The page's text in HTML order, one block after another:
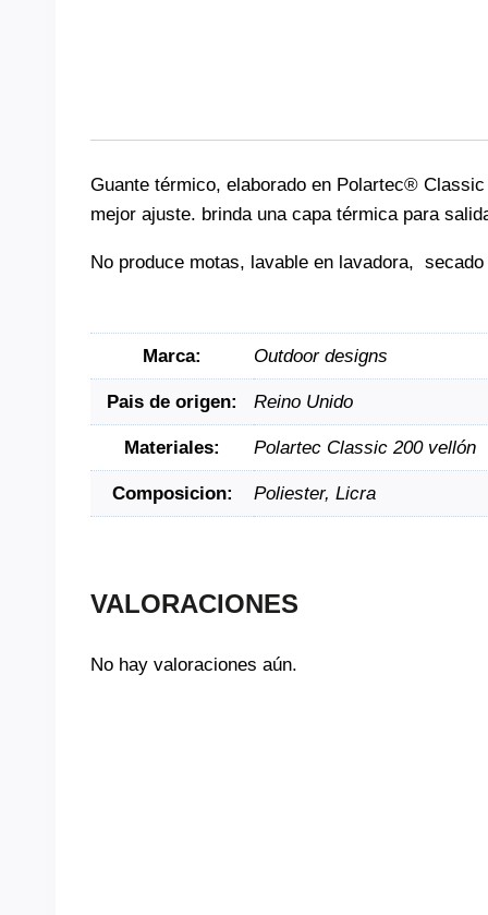
Guante térmico, elaborado en Polartec®
mejor ajuste. brinda una capa térmica para
No produce motas, lavable en lavadora,
Marca: Outdoor designs
Pais de origen: Reino Unido
Materiales: Polartec Classic 200 vellón
Composicion: Poliester, Licra
VALORACIONES
No hay valoraciones aún.